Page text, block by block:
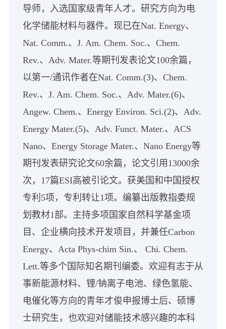
导师，入选国家级青年人才。研究方向为电
化学储能材料与器件。现已在Nat. Energy、
Nat. Comm.、J. Am. Chem. Soc.、Chem.
Rev.、Adv. Mater.等期刊发表论文100余篇，
以第一/通讯作者在Nat. Comm.(3)、Chem.
Rev.、J. Am. Chem. Soc.、Adv. Mater.(6)、
Angew. Chem.、Energy Environ. Sci.(2)、Adv.
Energy Mater.(5)、Adv. Funct. Mater.、ACS
Nano、Energy Storage Mater.、Nano Energy等
期刊发表研究论文60余篇，论文引用13000余
次，17篇ESI高被引论文。获美国和中国授权
专利5项，专利转让1项。编纂出版教指委规
划教材1部。主持多项国家自然科学基金项
目、企业横向技术开发项目，并兼任Carbon
Energy、Acta Phys-chim Sin.、 Chi. Chem.
Lett.等多个国际知名期刊编委。欢迎有志于从
事新能源材料、锂/钠离子电池、绿色氢能、
电催化等方向的青年才俊申报博士后、硕博
士研究生，也欢迎对储能技术感兴趣的本科